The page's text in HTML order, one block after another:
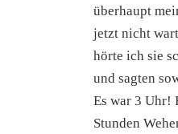
überhaupt
jetzt nicht
hörte ich sie
und sagten
Es war 3 Uhr!
Stunden